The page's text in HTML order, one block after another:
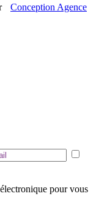
Conception Agence
pour vous